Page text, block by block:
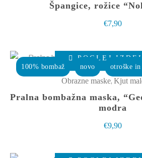
Špangice, rožice
€7,90
100% bombaž novo otroške in
POGLEJ
Obrazne maske, Kjut male
Pralna bombažna maska,
modra
€9,90